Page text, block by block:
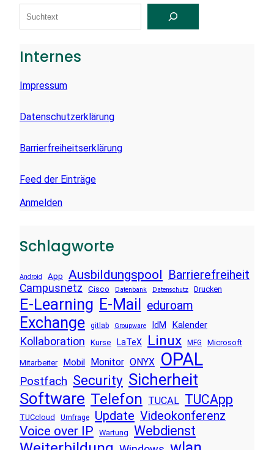
C
Internes
Impressum
Datenschutzerklärung
Barrierfreiheitserklärung
Feed der Einträge
Anmelden
Schlagworte
Android App Ausbildungspool Barrierefreiheit
Campusnetz Cisco Datenbank Datenschutz Drucken
E-Learning E-Mail eduroam
Exchange gitlab Groupware IdM Kalender
Kollaboration Kurse LaTeX Linux MFG Microsoft
Mitarbeiter Mobil Monitor ONYX OPAL
Postfach Security Sicherheit
Software Telefon TUCAL TUCApp
TUCcloud Umfrage Update Videokonferenz
Voice over IP Wartung Webdienst